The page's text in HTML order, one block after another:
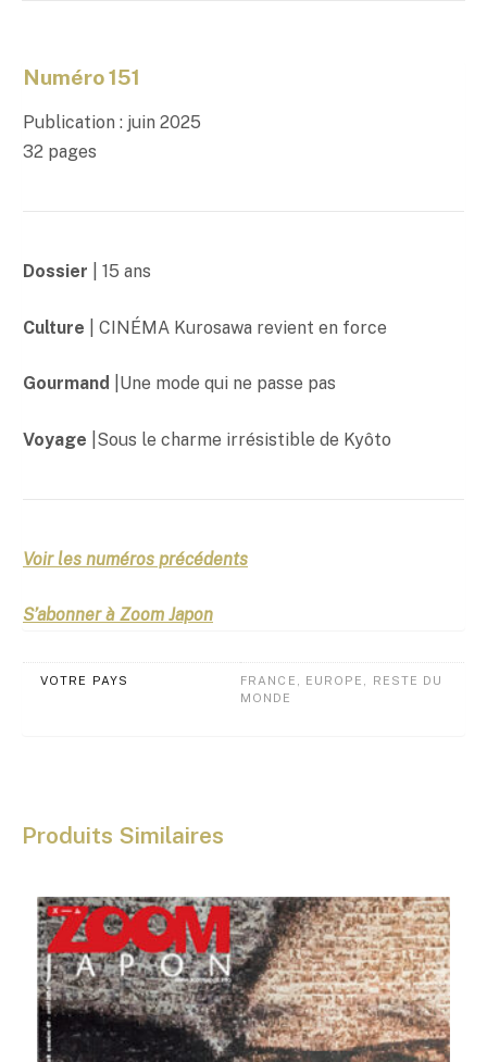
0
Numéro 151
Publication : juin 2025
32 pages
Dossier | 15 ans
Culture CINÉMA Kurosawa revient en force
Gourmand |Une mode qui ne passe pas
Voyage |Sous le charme irrésistible de Kyôto
Voir les numéros précédents
S’abonner à Zoom Japon
VOTRE PAYS
FRANCE, EUROPE, RESTE DU
MONDE
Produits Similaires